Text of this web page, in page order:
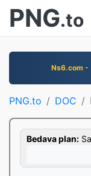
PNG.to
Ns6.com-
PNG.to DOC
Bedava plan: